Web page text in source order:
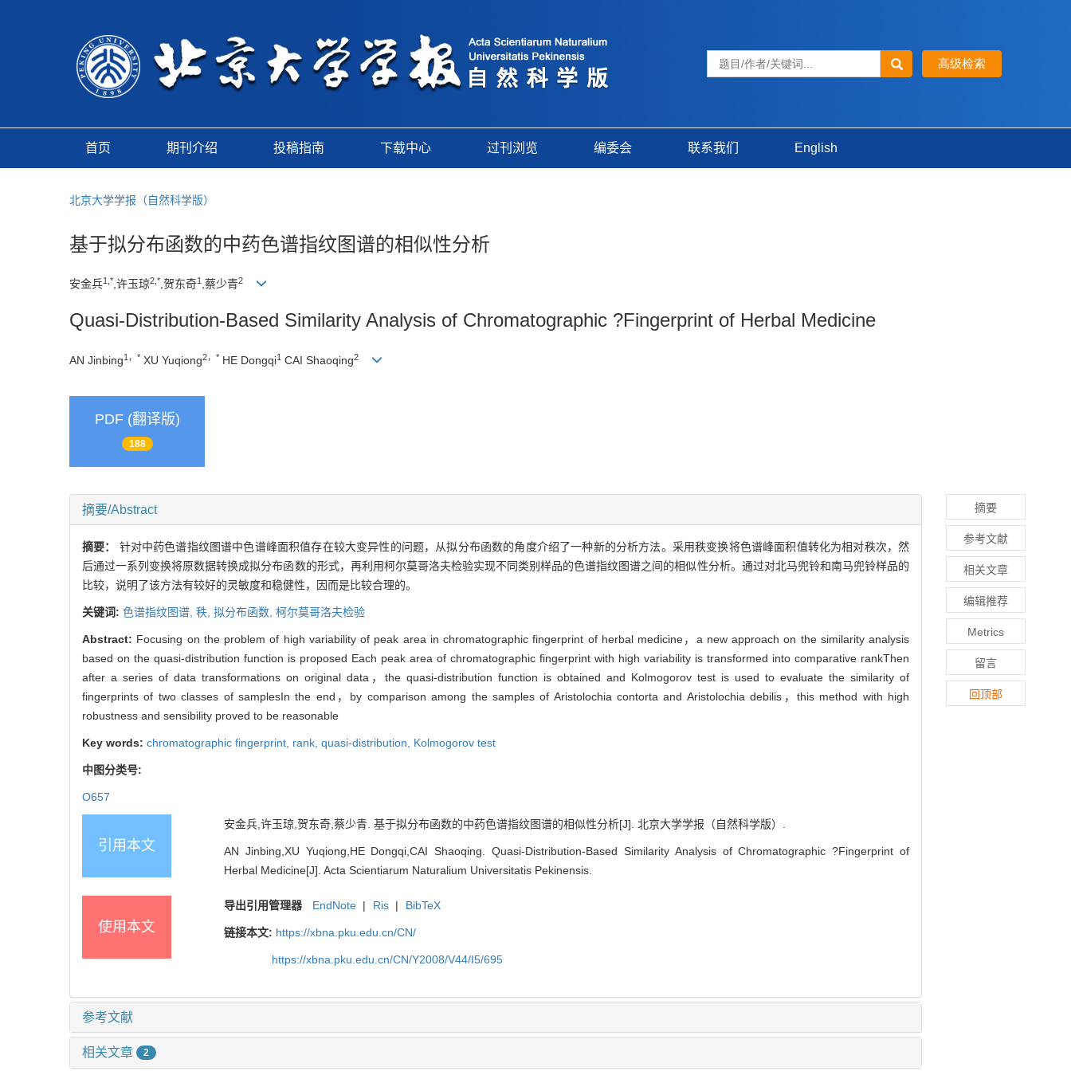
首页 期刊介绍 投稿指南 下载中心 过刊浏览 编委会 联系我们 English
北京大学学报（自然科学版）
基于拟分布函数的中药色谱指纹图谱的相似性分析
安金兵1,*,许玉琼2,*,贺东奇1 ,蔡少青2
Quasi-Distribution-Based Similarity Analysis of Chromatographic ?Fingerprint of Herbal Medicine
AN Jinbing1，* XU Yuqiong2，* HE Dongqi1 CAI Shaoqing2
PDF (翻译版)
188
摘要/Abstract
摘要： 针对中药色谱指纹图谱中色谱峰面积值存在较大变异性的问题，从拟分布函数的角度介绍了一种新的分析方法。采用秩变换将色谱峰面积值转化为相对秩次，然
后通过一系列变换将原数据转换成拟分布函数的形式，再利用柯尔莫哥洛夫检验实现不同类别样品的色谱指纹图谱之间的相似性分析。通过对北马兜铃和南马兜铃样品的
比较，说明了该方法有较好的灵敏度和稳健性，因而是比较合理的。
关键词: 色谱指纹图谱, 秩, 拟分布函数, 柯尔莫哥洛夫检验
Abstract: Focusing on the problem of high variability of peak area in chromatographic fingerprint of herbal medicine，a new approach on the similarity analysis
based on the quasi-distribution function is proposed Each peak area of chromatographic fingerprint with high variability is transformed into comparative rankThen
after a series of data transformations on original data，the quasi-distribution function is obtained and Kolmogorov test is used to evaluate the similarity of
fingerprints of two classes of samplesIn the end，by comparison among the samples of Aristolochia contorta and Aristolochia debilis，this method with high
robustness and sensibility proved to be reasonable
Key words: chromatographic fingerprint, rank, quasi-distribution, Kolmogorov test
中图分类号:
O657
引用本文
安金兵,许玉琼,贺东奇,蔡少青. 基于拟分布函数的中药色谱指纹图谱的相似性分析[J]. 北京大学学报（自然科学版）.
AN Jinbing,XU Yuqiong,HE Dongqi,CAI Shaoqing. Quasi-Distribution-Based Similarity Analysis of Chromatographic ?Fingerprint of
Herbal Medicine[J]. Acta Scientiarum Naturalium Universitatis Pekinensis.
使用本文
导出引用管理器 EndNote | Ris | BibTeX
链接本文: https://xbna.pku.edu.cn/CN/
https://xbna.pku.edu.cn/CN/Y2008/V44/I5/695
参考文献
相关文章 2
摘要
参考文献
相关文章
编辑推荐
Metrics
留言
回顶部